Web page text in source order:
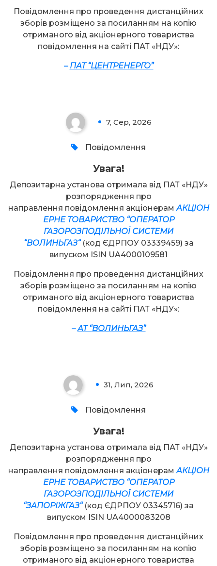
Повідомлення про проведення дистанційних
зборів розміщено за посиланням на копію
отриманого від акціонерного товариства
повідомлення на сайті ПАТ «НДУ»:
– ПАТ “ЦЕНТРЕНЕРГО”
7, Сер, 2026
Повідомлення
Увага!
Депозитарна установа отримала від ПАТ «НДУ»
розпорядження про
направлення повідомлення акціонерам АКЦІОН
ЕРНЕ ТОВАРИСТВО “ОПЕРАТОР
ГАЗОРОЗПОДІЛЬНОЇ СИСТЕМИ
“ВОЛИНЬГАЗ“ (код ЄДРПОУ 03339459) за
випуском ISIN UA4000109581
Повідомлення про проведення дистанційних
зборів розміщено за посиланням на копію
отриманого від акціонерного товариства
повідомлення на сайті ПАТ «НДУ»:
–АТ “ВОЛИНЬГАЗ”
31, Лип, 2026
Повідомлення
Увага!
Депозитарна установа отримала від ПАТ «НДУ»
розпорядження про
направлення повідомлення акціонерам АКЦІОН
ЕРНЕ ТОВАРИСТВО “ОПЕРАТОР
ГАЗОРОЗПОДІЛЬНОЇ СИСТЕМИ
“ЗАПОРІЖГАЗ“ (код ЄДРПОУ 03345716) за
випуском ISIN UA4000083208
Повідомлення про проведення дистанційних
зборів розміщено за посиланням на копію
отриманого від акціонерного товариства